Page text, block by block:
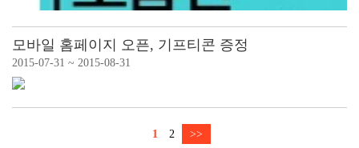
모바일 홈페이지 오픈, 기프티콘 증정
2015-07-31 ~ 2015-08-31
1 2 >>